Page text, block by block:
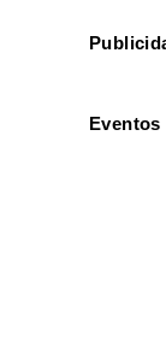
Eventos